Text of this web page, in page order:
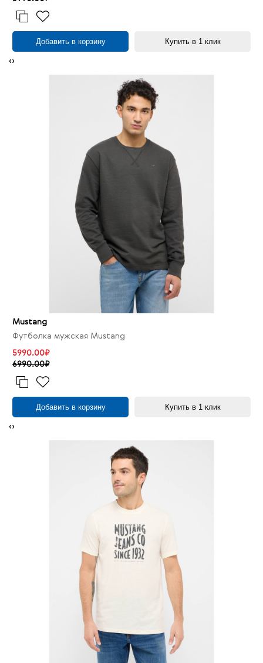
Добавить в корзину Купить в 1 клик
‹›
Mustang
Футболка мужская Mustang
5990.00₽
6990.00₽
Добавить в корзину Купить в 1 клик
‹›